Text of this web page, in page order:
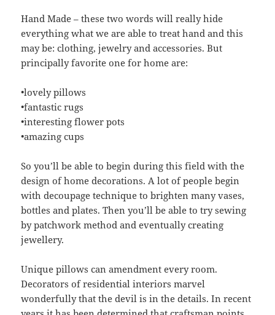
Hand Made – these two words will really hide
everything what we are able to treat hand and this
may be: clothing, jewelry and accessories. But
principally favorite one for home are:
•lovely pillows
•fantastic rugs
•interesting flower pots
•amazing cups
So you’ll be able to begin during this field with the
design of home decorations. A lot of people begin
with decoupage technique to brighten many vases,
bottles and plates. Then you’ll be able to try sewing
by patchwork method and eventually creating
jewellery.
Unique pillows can amendment every room.
Decorators of residential interiors marvel
wonderfully that the devil is in the details. In recent